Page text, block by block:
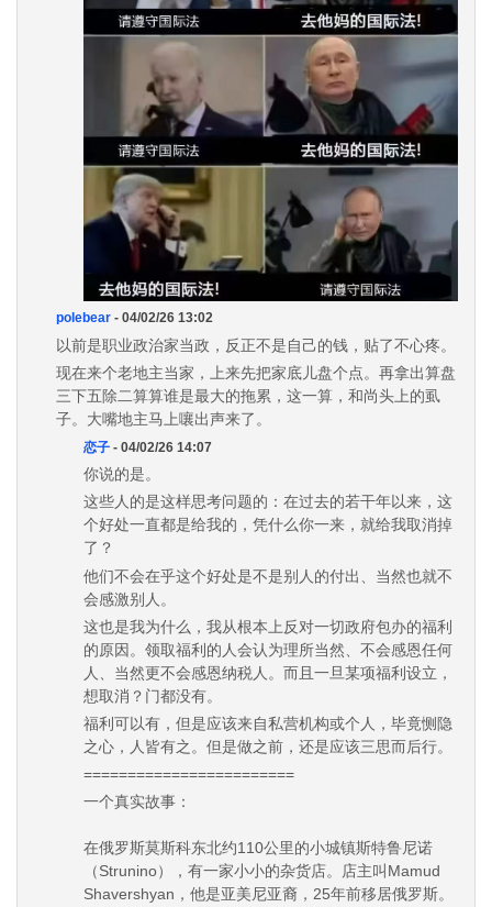
polebear - 04/02/26 13:02
以前是职业政治家当政，反正不是自己的钱，贴了不心疼。
现在来个老地主当家，上来先把家底儿盘个点。再拿出算盘
三下五除二算算谁是最大的拖累，这一算，和尚头上的虱
子。大嘴地主马上嚷出声来了。
恋子 - 04/02/26 14:07
你说的是。
这些人的是这样思考问题的：在过去的若干年以来，这
个好处一直都是给我的，凭什么你一来，就给我取消掉
了？
他们不会在乎这个好处是不是别人的付出、当然也就不
会感激别人。
这也是我为什么，我从根本上反对一切政府包办的福利
的原因。领取福利的人会认为理所当然、不会感恩任何
人、当然更不会感恩纳税人。而且一旦某项福利设立，
想取消？门都没有。
福利可以有，但是应该来自私营机构或个人，毕竟恻隐
之心，人皆有之。但是做之前，还是应该三思而后行。
========================
一个真实故事：
在俄罗斯莫斯科东北约110公里的小城镇斯特鲁尼诺
（Strunino）
，有一家小小的杂货店。店主叫 Mamud
Shavershyan ，他是亚美尼亚裔，25年前移居俄罗斯。